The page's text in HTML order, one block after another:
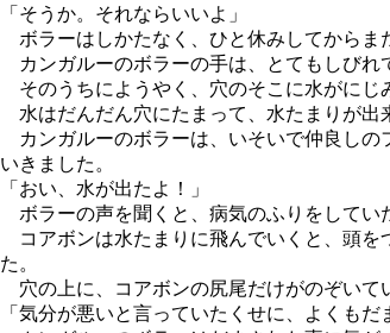
「そうか。それならいいよ」
ボラーはしかたなく、ひと休みしてからま
カンガルーのボラーの手は、とてもしびれ
そのうちにようやく、穴のそこに水がにじ
水はだんだん穴にたまって、水たまりが出
カンガルーのボラーは、いそいで仲良しの
いきました。
「おい、水が出たよ！」
ボラーの声を聞くと、病気のふりをしてい
コアボンは水たまりに飛んでいくと、頭を
た。
穴の上に、コアボンの尻尾だけがのぞいて
「気分が悪いと言っていたくせに、よくもだ